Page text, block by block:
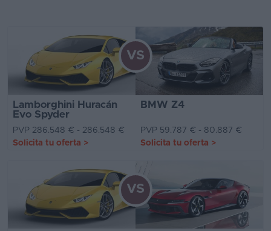
Lamborghini Huracán
Evo Spyder
BMW Z4
VS
PVP 286.548 € - 286.548 €
PVP 59.787 € - 80.887 €
Solicita tu oferta > Solicita tu oferta >
VS